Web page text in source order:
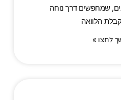
שמחפשים דרך נוחה
הלוואה
לחצו »